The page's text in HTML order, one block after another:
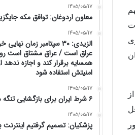
حل
1405/05/17
معاون اردوغان: توافق مکه
1405/05/17
الزیدی: ۳۰ سپتامبر زمان
عراق است / عراق مشتاق است
همسایه برقرار کند و اجازه
امنیتش استفاده شود
1405/05/17
۶ شرط ایران برای بازگشایی تنگه هرمز اعلام شد
1405/05/17
پزشکیان: تصمیم گرفتیم اینترنت